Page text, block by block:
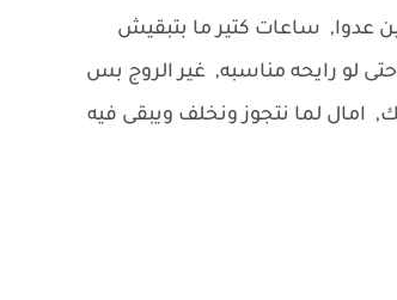
عدوا, ساعات كتير ما بتبقيش
لو رايحه مناسبه, غير الروج بس
لما نتجوز ونخلف ويبقى فيه